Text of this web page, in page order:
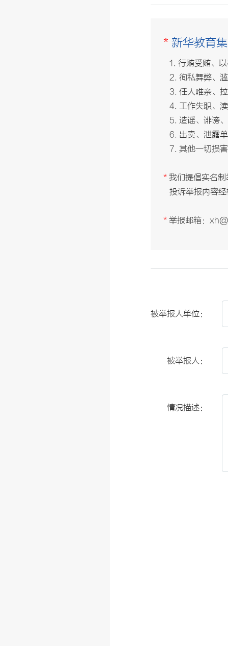
* 新华教育
1. 行贿受贿、
2. 徇私舞弊、
3. 任人唯亲、
4. 工作失职、
5. 造谣、诽谤
6. 出卖、泄露
7. 其他一切损
* 我们提倡实名
投诉举报内容经
* 举报邮箱：
被举报人单位：
被举报人：
情况描述：